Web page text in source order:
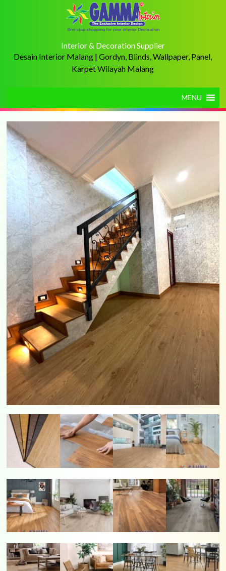
Interior & Decoration Supplier
Desain Interior Malang | Gordyn, Blinds, Wallpaper, Panel,
Karpet Wilayah Malang
MENU